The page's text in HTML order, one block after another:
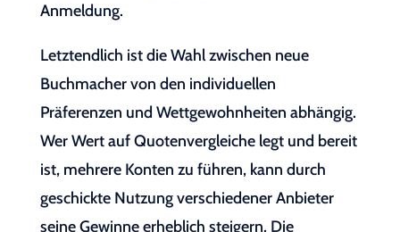
Anmeldung.
Letztendlich ist die Wahl zwischen neue
Buchmacher von den individuellen
Präferenzen und Wettgewohnheiten abhängig.
Wer Wert auf Quotenvergleiche legt und bereit
ist, mehrere Konten zu führen, kann durch
geschickte Nutzung verschiedener Anbieter
seine Gewinne erheblich steigern. Die